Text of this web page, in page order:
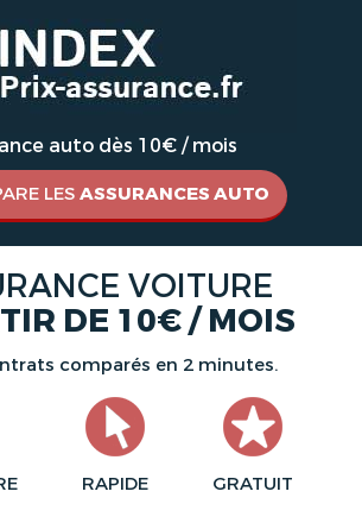
auto dès 10€ / mois
LES ASSURANCES AUTO
VOITURE
DE 10€ / MOIS
comparés en 2 minutes.
RAPIDE GRATUIT